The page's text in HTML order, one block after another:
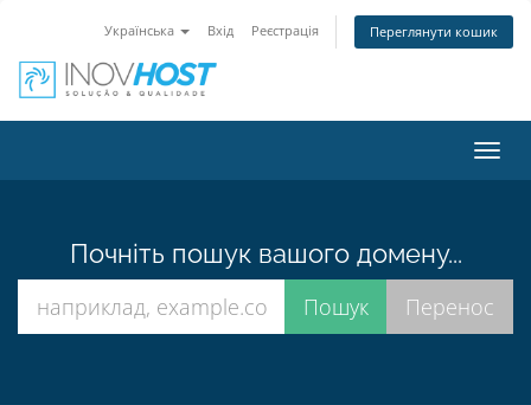
Українська Вхід Реєстрація Переглянути кошик
Почніть пошук вашого домену...